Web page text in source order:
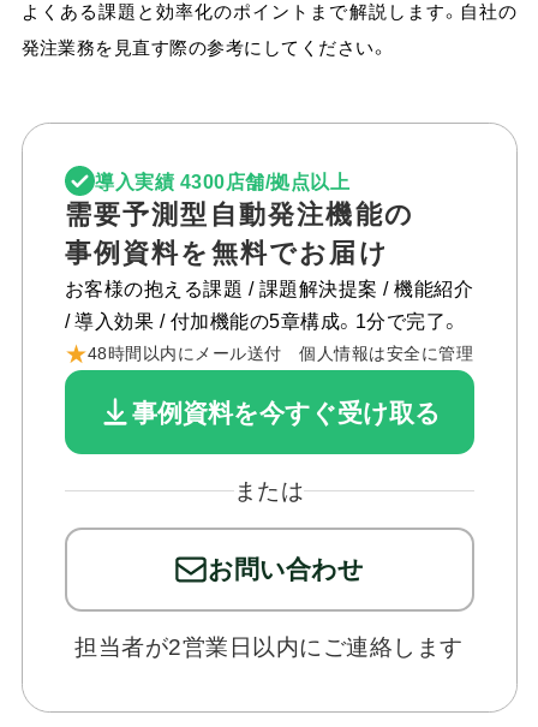
ニュース＆トピックス
ログイン
資料ダウンロード
お問い合わせ
よくある課題と効率化のポイントまで解説します。 自社の
発注業務を見直す際の参考にしてください。
導入実績 4300店舗/拠点以上
需要予測型自動発注機能の
事例資料を無料でお届け
お客様の抱える課題 / 課題解決提案 / 機能紹介
/ 導入効果 / 付加機能の5章構成。1分で完了。
★48時間以内にメール送付 個人情報は安全に管理
事例資料を今すぐ受け取る
または
お問い合わせ
担当者が2営業日以内にご連絡します